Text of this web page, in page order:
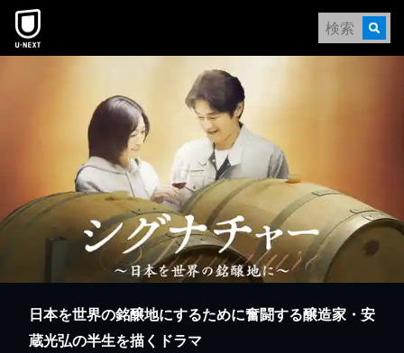
本文へスキップ
日本を世界の銘醸地にするために奮闘する醸造家・安
蔵光弘の半生を描くドラマ